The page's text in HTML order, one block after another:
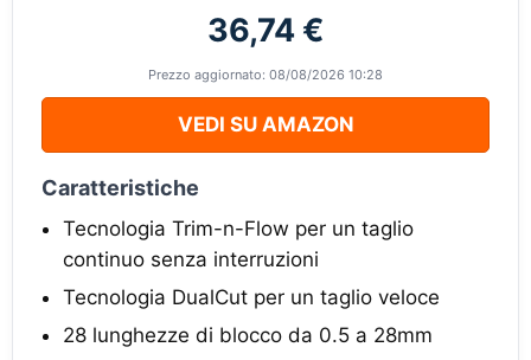
36,74 €
Prezzo aggiornato: 08/08/2026 10:28
VEDI SU AMAZON
Caratteristiche
Tecnologia Trim-n-Flow per un taglio
continuo senza interruzioni
Tecnologia DualCut per un taglio veloce
28 lunghezze di blocco da 0.5 a 28mm